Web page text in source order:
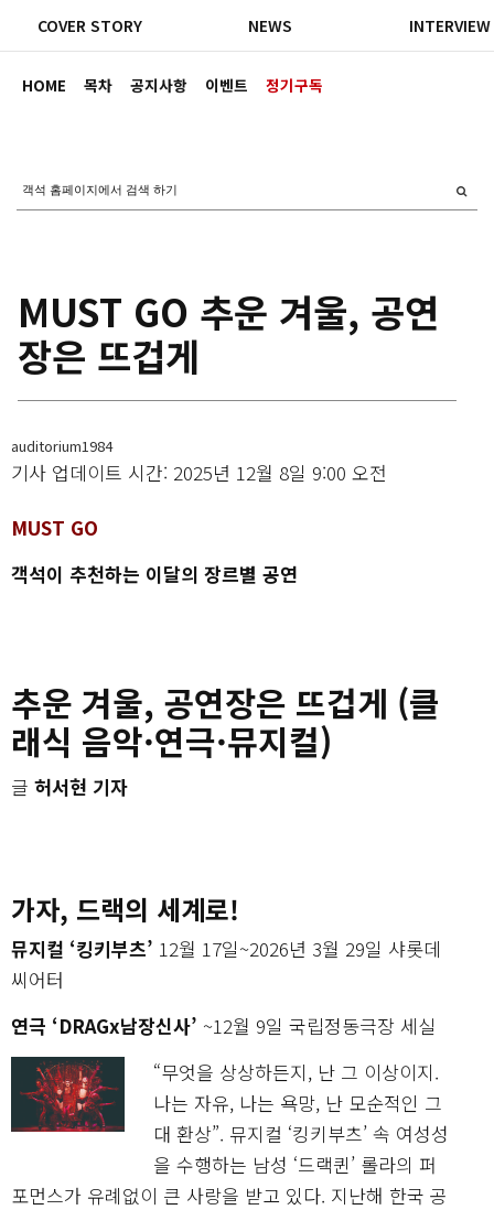
HOME 목차 공지사항 이벤트 정기구독
COVER STORY NEWS INTERVIEW
MUST GO 추운 겨울, 공연
장은 뜨겁게
auditorium1984
기사 업데이트 시간: 2025년 12월 8일 9:00 오전
MUST GO
객석이 추천하는 이달의 장르별 공연
추운 겨울, 공연장은 뜨겁게 (클
래식 음악·연극·뮤지컬)
글 허서현 기자
가자, 드랙의 세계로!
뮤지컬 ‘킹키부츠’ 12월 17일~2026년 3월 29일 샤롯데
씨어터
연극 ‘DRAGx남장신사’ ~12월 9일 국립정동극장 세실
“무엇을 상상하든지, 난 그 이상이지.
나는 자유, 나는 욕망, 난 모순적인 그
대 환상”. 뮤지컬 ‘킹키부츠’ 속 여성성
을 수행하는 남성 ‘드랙퀸’ 롤라의 퍼
포먼스가 유례없이 큰 사랑을 받고 있다. 지난해 한국 공